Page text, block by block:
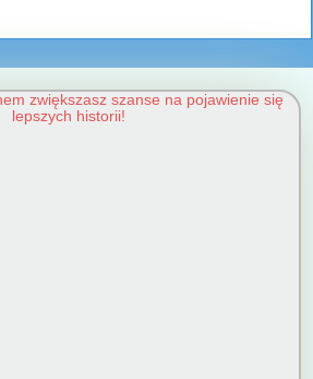
zwiększasz szanse na pojawienie się
lepszych historii!